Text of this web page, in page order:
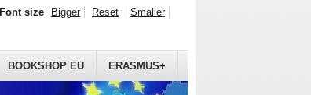
BOOKSHOP EU ERASMUS+
Font size Bigger Reset Smaller